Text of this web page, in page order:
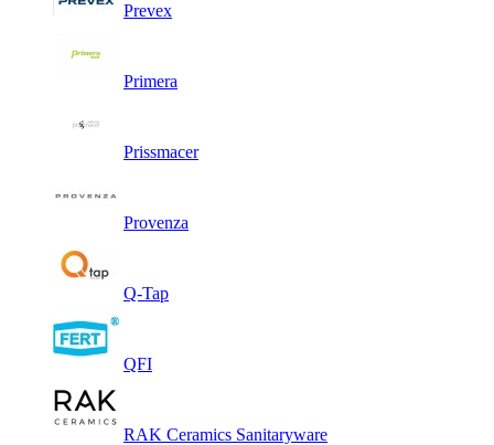
Prevex
Primera
Prissmacer
Provenza
Q-Tap
QFI
RAK Ceramics Sanitaryware